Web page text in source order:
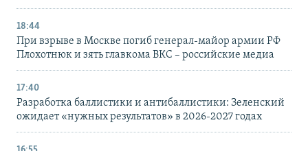
18:44
При взрыве в Москве погиб генерал-майор армии РФ
Плохотнюк и зять главкома ВКС – российские медиа
17:40
Разработка баллистики и антибаллистики: Зеленский
ожидает «нужных результатов» в 2026-2027 годах